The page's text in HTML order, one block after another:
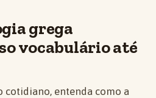
grega
vocabulário até
cotidiano, entenda como a